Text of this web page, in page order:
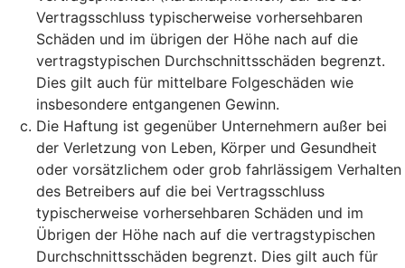
Vertragsschluss typischerweise vorhersehbaren
Schäden und im übrigen der Höhe nach auf die
vertragstypischen Durchschnittsschäden begrenzt.
Dies gilt auch für mittelbare Folgeschäden wie
insbesondere entgangenen Gewinn.
Die Haftung ist gegenüber Unternehmern außer bei
der Verletzung von Leben, Körper und Gesundheit
oder vorsätzlichem oder grob fahrlässigem Verhalten
des Betreibers auf die bei Vertragsschluss
typischerweise vorhersehbaren Schäden und im
Übrigen der Höhe nach auf die vertragstypischen
Durchschnittsschäden begrenzt. Dies gilt auch für